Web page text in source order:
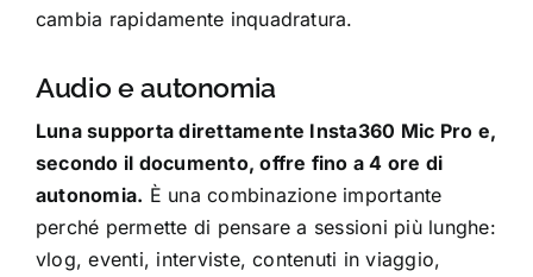
cambia rapidamente inquadratura.
Audio e autonomia
Luna supporta direttamente Insta360 Mic Pro e,
secondo il documento, offre fino a 4 ore di
autonomia. È una combinazione importante
perché permette di pensare a sessioni più lunghe:
vlog, eventi, interviste, contenuti in viaggio,